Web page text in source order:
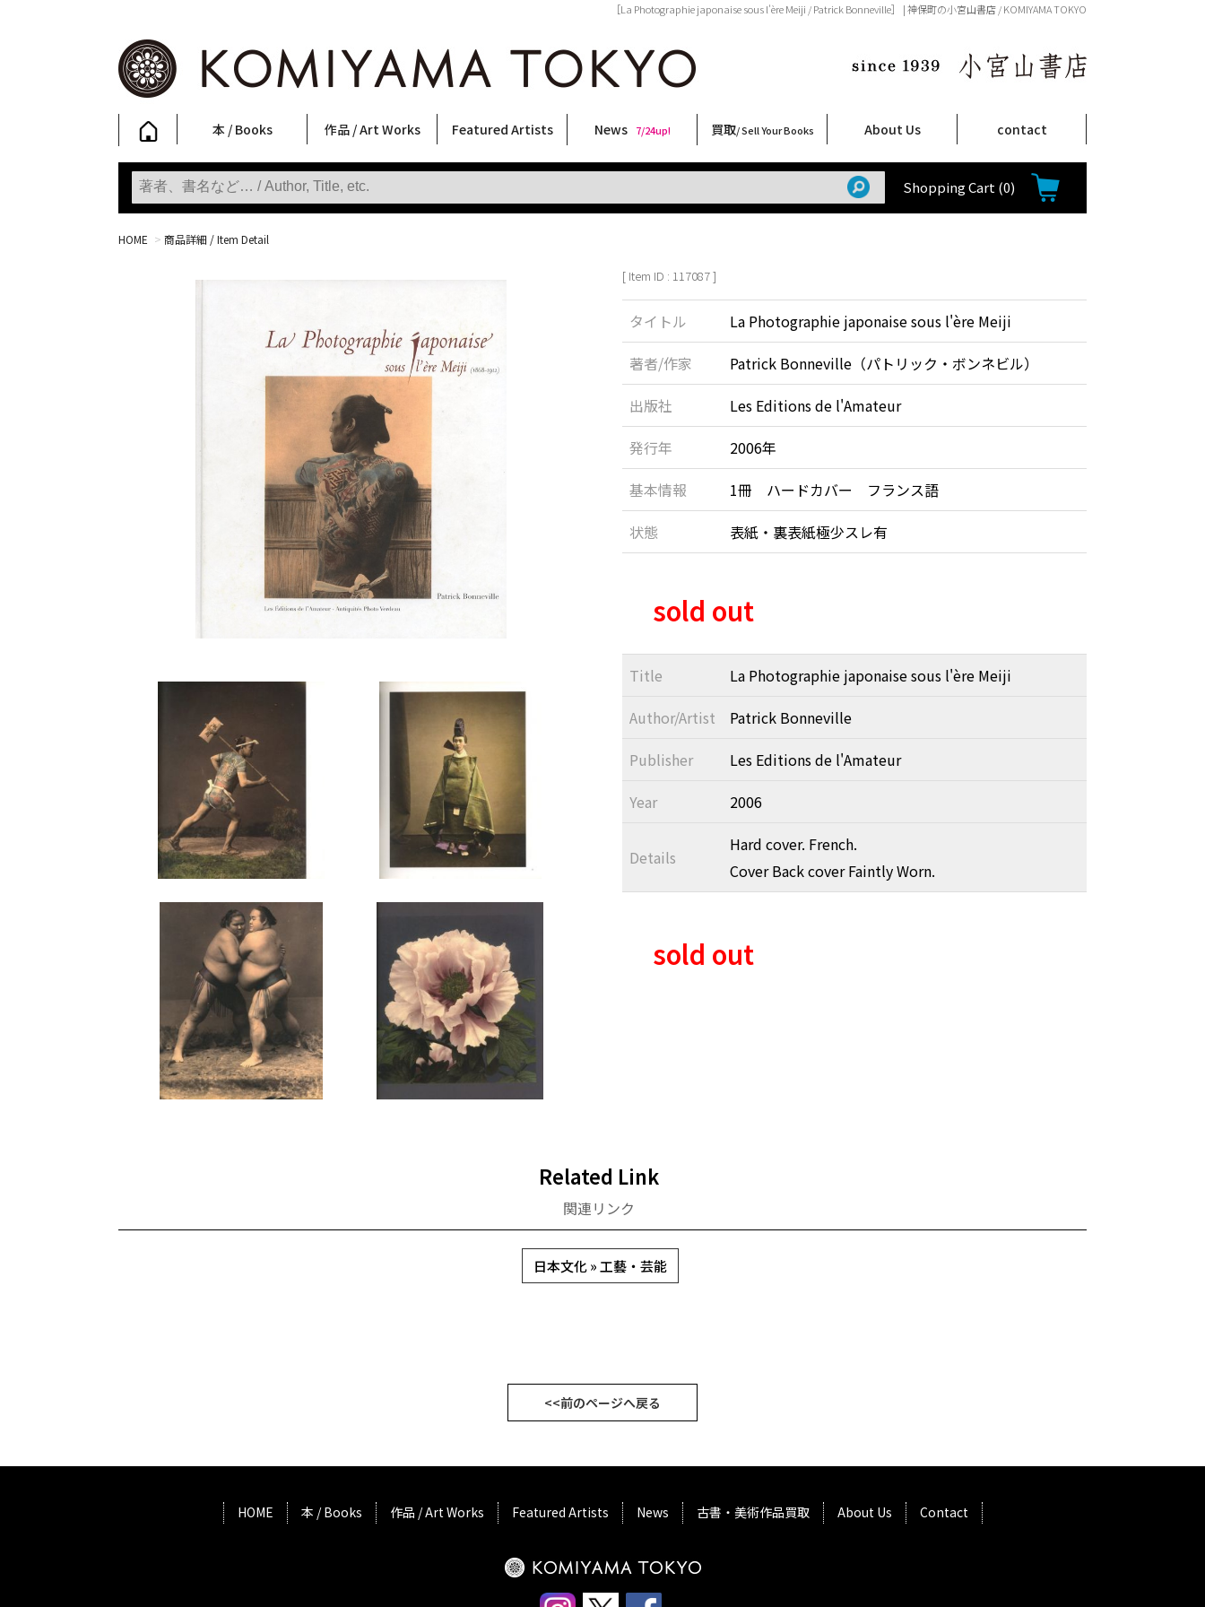
［La Photographie japonaise sous l'ère Meiji / Patrick Bonneville］ | 神保町の小宮山書店 / KOMIYAMA TOKYO
本 / Books
写真集
Photobooks
ファッション
Fashion
アート / 美術
Art
文学・人文
Literature & Humanities
日本文化
Japanese Culture
新刊
New Books
SALE
SALE
作品 / Art Works
フォトグラフィー
Photography
ポスター
Posters
ストリートアート
Street Art
立体・その他
Sculptures / etc
アートワークス
Art Works
Primary Artworks
KOMIYAMA TOKYO ART LABEL
版画
Prints
Featured Artists
稲嶺啓一(東風終)
村田言恵
丸岡和吾
Rico Casella
キム・ロートン
菅谷晋一
柴田亜美
内藤啓介
CHRIS
二本木里美
三島由紀夫
三島剛
横尾忠則
佐伯俊男
天野タケル
須藤昌人
林月光
秋赤音
大西洋介
春川ナミオ
大類信
北島敬三
森山大道
COOKIE
内藤ルネ
News 7/24up!
新着・おすすめ商品 9/7up!
フェア・イベント情報 7/24up!
お店からのお知らせ 6/1up!
買取/ Sell Your Books
買取ブログ
買取専用フォーム
古書 / 古本の買取
美術品の買取
出張買取について
宅配買取について
店頭買取について
よくある質問
About Us
店舗案内
Shop Infomation
ご注文について
How to Order
特定商取引法に関する表示
プライバシーポリシー
contact
Shopping Cart (0)
HOME > 商品詳細 / Item Detail
[ Item ID : 117087 ]
タイトル
La Photographie japonaise sous l'ère Meiji
著者/作家
Patrick Bonneville（パトリック・ボンネビル）
出版社
Les Editions de l'Amateur
発行年
2006年
基本情報
1冊 ハードカバー フランス語
状態
表紙・裏表紙極少スレ有
sold out
Title
La Photographie japonaise sous l'ère Meiji
Author/Artist
Patrick Bonneville
Publisher
Les Editions de l'Amateur
Year
2006
Details
Hard cover. French.
Cover Back cover Faintly Worn.
sold out
Related Link
関連リンク
日本文化 » 工藝・芸能
<<前のページへ戻る
HOME 本 / Books 作品 / Art Works Featured Artists News 古書・美術作品買取 About Us Contact